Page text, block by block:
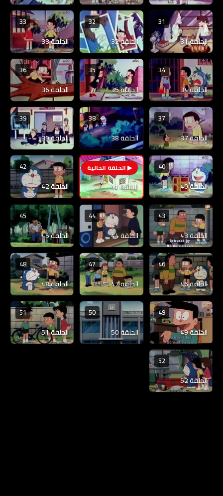
31
الحلقة 31
32
الحلقة 32
33
الحلقة 33
34
الحلقة 34
35
الحلقة 35
36
الحلقة 36
37
الحلقة 37
38
الحلقة 38
39
الحلقة 39
40
الحلقة 40
41
الحلقة 41
42
الحلقة 42
43
الحلقة 43
44
الحلقة 44
45
الحلقة 45
46
الحلقة 46
47
الحلقة 47
48
الحلقة 48
49
الحلقة 49
50
الحلقة 50
51
الحلقة 51
52
الحلقة 52